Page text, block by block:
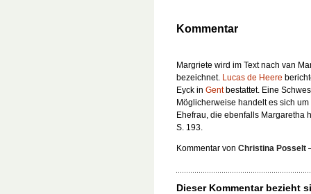
Kommentar
Margriete wird im Text nach van
bezeichnet. Lucas de Heere
Eyck in Gentbestattet. Eine
Möglicherweise handelt es sich
Ehefrau, die ebenfalls Margaretha
S. 193.
Kommentar von Christina Posselt
Dieser Kommentar bezieht